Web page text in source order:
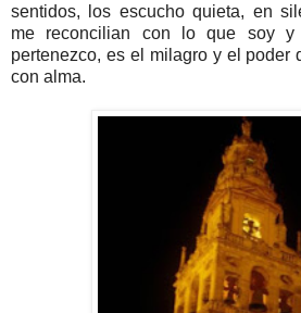
sentidos, los escucho quieta, en
me reconcilian con lo que soy
pertenezco, es el milagro y el poder
con alma.